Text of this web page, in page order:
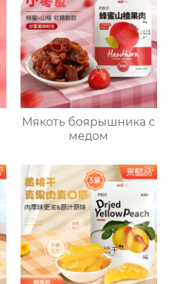
Мякоть боярышника с
медом